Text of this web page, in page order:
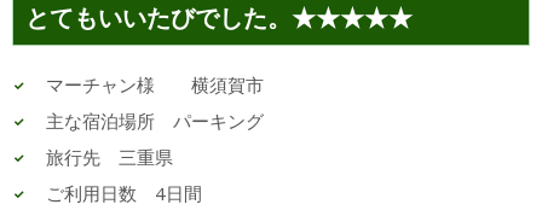
とてもいいたびでした。★★★★★
マーチャン様 横須賀市
主な宿泊場所 パーキング
旅行先 三重県
ご利用日数 4日間